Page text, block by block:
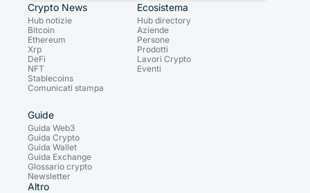
Crypto News
Hub notizie
Bitcoin
Ethereum
Xrp
DeFi
NFT
Stablecoins
Comunicati stampa
Ecosistema
Hub directory
Aziende
Persone
Prodotti
Lavori Crypto
Eventi
Guide
Guida Web3
Guida Crypto
Guida Wallet
Guida Exchange
Glossario crypto
Newsletter
Altro